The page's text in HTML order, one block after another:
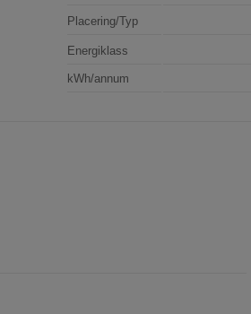
Placering/Typ
Energiklass
kWh/annum